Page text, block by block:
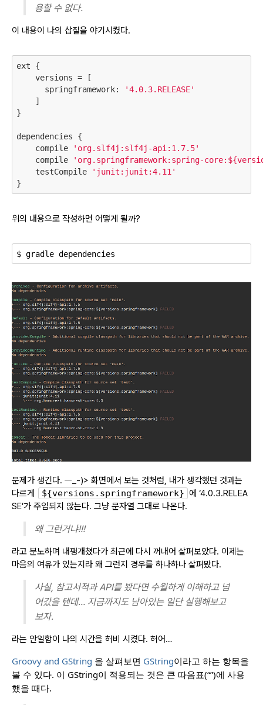
용할 수 없다.
이 내용이 나의 삽질을 야기시켰다.
ext {
    versions = [
      springframework:
'4.0.3.RELEASE'
    ]
}
dependencies {
    compile
'org.slf4j:slf4j-api:1.7.5'
    compile
'org.springframework:spring-
    testCompile
'junit:junit:4.11'
위의 내용으로 작성하면 어떻게 될까?
문제가 생긴다. ㅡ_-)> 화면에서 보는 것처럼, 내가 생각했던 것과는
다르게
${versions.springframework} 에 ‘4.0.3.RELEA
SE’가 주입되지 않는다. 그냥 문자열 그대로 나온다.
왜 그런거냐!!!
라고 분노하며 내팽개쳤다가 최근에 다시 꺼내어 살펴보았다. 이제는
마음의 여유가 있는지라 왜 그런지 경우를 하나하나 살펴봤다.
사실, 참고서적과 API를 봤다면 수월하게 이해하고 넘
어갔을 텐데… 지금까지도 남아있는 일단 실행해보고
보자.
라는 안일함이 나의 시간을 허비 시켰다. 허어…
Groovy and GString 을 살펴보면 GString이라고 하는 항목을
볼 수 있다. 이 GString이 적용되는 것은 큰 따옴표(“”)에 사용
했을 때다.